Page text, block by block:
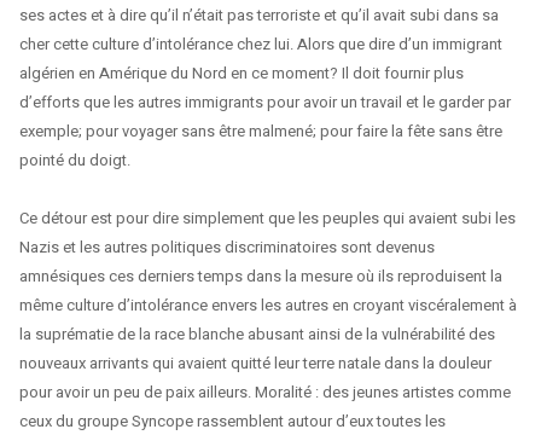
ses actes et à dire qu’il n’était pas terroriste et qu’il avait subi dans sa
cher cette culture d’intolérance chez lui. Alors que dire d’un immigrant
algérien en Amérique du Nord en ce moment? Il doit fournir plus
d’efforts que les autres immigrants pour avoir un travail et le garder par
exemple; pour voyager sans être malmené; pour faire la fête sans être
pointé du doigt.
Ce détour est pour dire simplement que les peuples qui avaient subi les
Nazis et les autres politiques discriminatoires sont devenus
amnésiques ces derniers temps dans la mesure où ils reproduisent la
même culture d’intolérance envers les autres en croyant viscéralement à
la suprématie de la race blanche abusant ainsi de la vulnérabilité des
nouveaux arrivants qui avaient quitté leur terre natale dans la douleur
pour avoir un peu de paix ailleurs. Moralité : des jeunes artistes comme
ceux du groupe Syncope rassemblent autour d’eux toutes les